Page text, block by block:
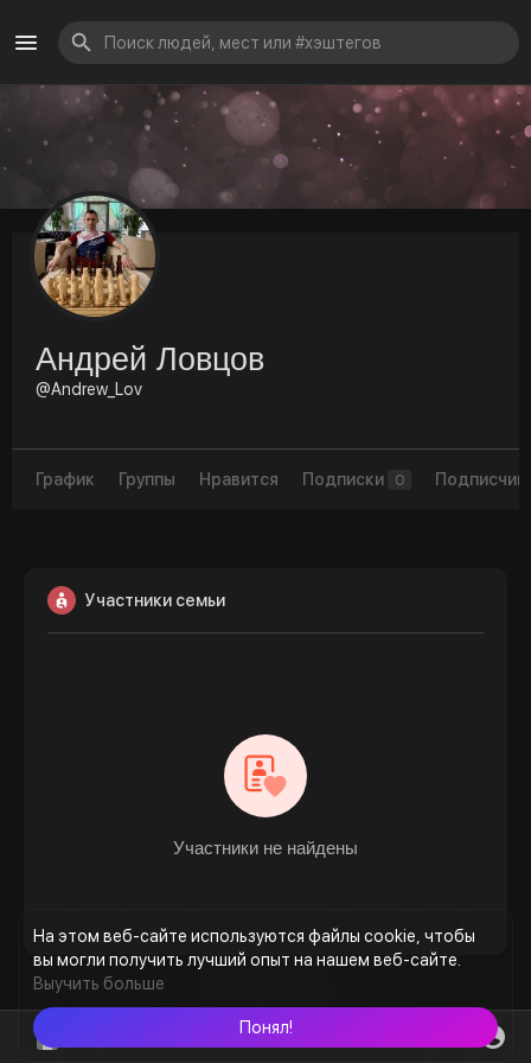
На этом веб-сайте используются файлы cookie, чтобы
вы могли получить лучший опыт на нашем веб-сайте.
Выучить больше
Понял!
Андрей Ловцов
@Andrew_Lov
График Группы Нравится Подписки 0
Участники семьи
Участники не найдены